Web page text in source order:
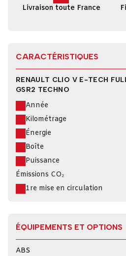
Livraison toute France
CARACTÉRISTIQUES
RENAULT CLIO V E-TECH
GSR2 TECHNO
Année
Kilométrage
Énergie
Boîte
Puissance
Émissions CO₂
1re mise en circulation
ÉQUIPEMENTS ET OPTIONS
ABS